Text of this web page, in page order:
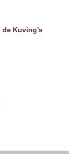
Kuving’s